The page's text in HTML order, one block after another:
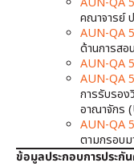
คณาจารย์
AUN-QA
ด้านการสอ
AUN-QA
AUN-QA
การรับรอง
อาณาจักร
AUN-QA
ตามกรอบม
ข้อมูลประกอบการประกั